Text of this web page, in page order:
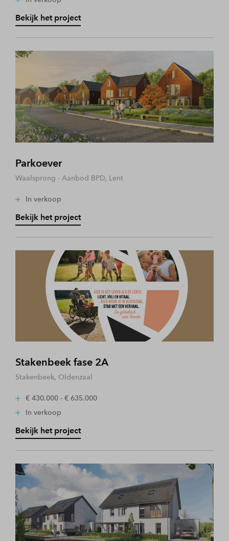
Bekijk het project
Parkoever
Waalsprong - Aanbod BPD, Lent
In verkoop
Bekijk het project
Stakenbeek fase 2A
Stakenbeek, Oldenzaal
€ 430.000 - € 635.000
In verkoop
Bekijk het project